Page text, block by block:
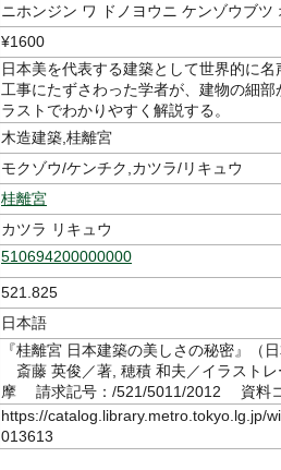
ニホンジン ワ ドノヨウニ ケンゾウブツ
¥1600
日本美を代表する建築として世界的に
工事にたずさわった学者が、建物の細
ラストでわかりやすく解説する。
木造建築,桂離宮
モクゾウ/ケンチク,カツラ/リキュウ
桂離宮
カツラ リキュウ
510694200000000
521.825
日本語
『桂離宮 日本建築の美しさの秘密』（
斎藤 英俊／著, 穂積 和夫／イラスト
摩 請求記号：/521/5011/2012 資料
https://catalog.library.metro.tokyo.lg.jp/
013613